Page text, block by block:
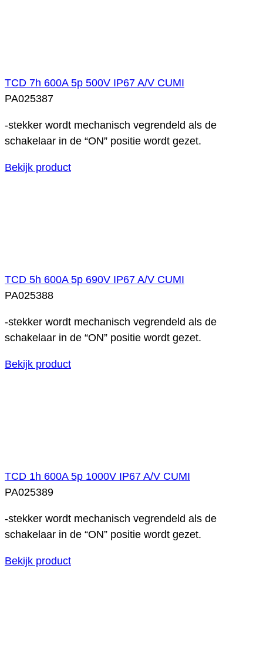
TCD 7h 600A 5p 500V IP67 A/V CUMI
PA025387
-stekker wordt mechanisch vegrendeld als de
schakelaar in de “ON” positie wordt gezet.
Bekijk product
TCD 5h 600A 5p 690V IP67 A/V CUMI
PA025388
-stekker wordt mechanisch vegrendeld als de
schakelaar in de “ON” positie wordt gezet.
Bekijk product
TCD 1h 600A 5p 1000V IP67 A/V CUMI
PA025389
-stekker wordt mechanisch vegrendeld als de
schakelaar in de “ON” positie wordt gezet.
Bekijk product